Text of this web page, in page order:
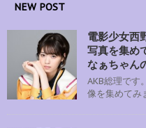
NEW POST
電影少女西
写真を集め
なぁちゃん
AKB総理です
像を集めてみ